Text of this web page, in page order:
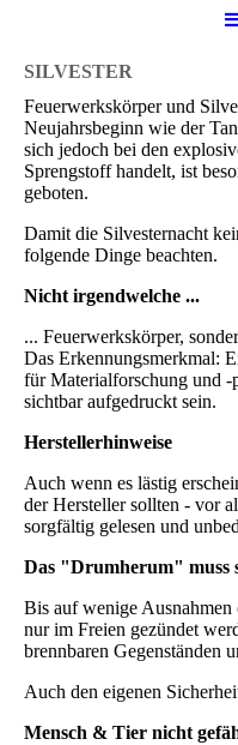
SILVESTER
Feuerwerkskörper und
Neujahrsbeginn wie der
sich jedoch bei den
Sprengstoff handelt, ist
geboten.
Damit die Silvesternacht
folgende Dinge beachten.
Nicht irgendwelche ...
... Feuerwerkskörper,
Das Erkennungsmerkmal:
für Materialforschung und
sichtbar aufgedruckt sein.
Herstellerhinweise
Auch wenn es lästig
der Hersteller sollten - vor
sorgfältig gelesen und
Das "Drumherum" muss
Bis auf wenige
nur im Freien gezündet
brennbaren Gegenständen
Auch den eigenen
Mensch & Tier nicht